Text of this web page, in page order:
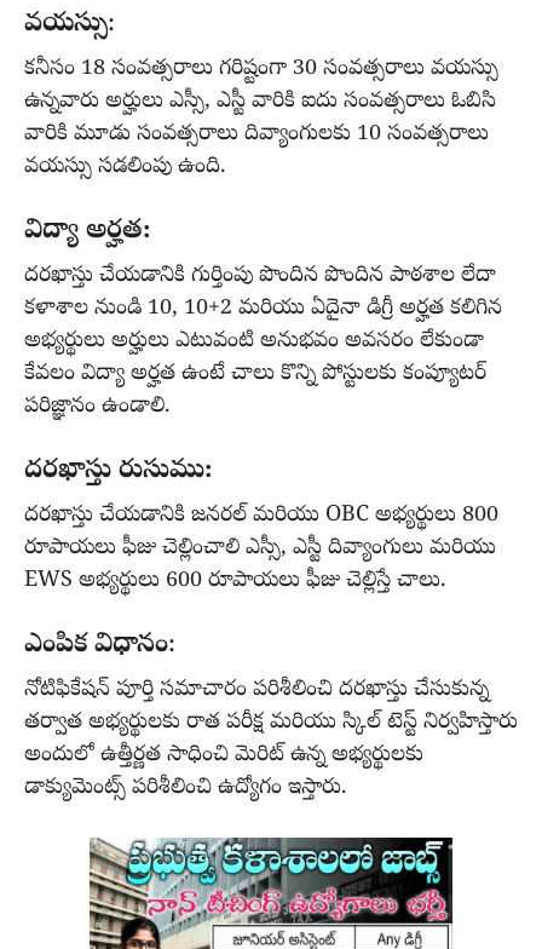
వయస్సు:
కనీసం 18 సంవత్సరాలు గరిష్టంగా 30 సంవత్సరాలు వయస్సు
ఉన్నవారు అర్హులు ఎస్సీ, ఎస్టీ వారికి ఐదు సంవత్సరాలు ఓబిసి
వారికి మూడు సంవత్సరాలు దివ్యాంగులకు 10 సంవత్సరాలు
వయస్సు సడలింపు ఉంది.
విద్యా అర్హత:
దరఖాస్తు చేయడానికి గుర్తింపు పొందిన పొందిన పాఠశాల లేదా
కళాశాల నుండి 10, 10+2 మరియు ఏదైనా డిగ్రీ అర్హత కలిగిన
అభ్యర్థులు అర్హులు ఎటువంటి అనుభవం అవసరం లేకుండా
కేవలం విద్యా అర్హత ఉంటే చాలు కొన్ని పోస్టులకు కంప్యూటర్
పరిజ్ఞానం ఉండాలి.
దరఖాస్తు రుసుము:
దరఖాస్తు చేయడానికి జనరల్ మరియు OBC అభ్యర్థులు 800
రూపాయలు ఫీజు చెల్లించాలి ఎస్సీ, ఎస్టీ దివ్యాంగులు మరియు
EWS అభ్యర్థులు 600 రూపాయలు ఫీజు చెల్లిస్తే చాలు.
ఎంపిక విధానం:
నోటిఫికేషన్ పూర్తి సమాచారం పరిశీలించి దరఖాస్తు చేసుకున్న
తర్వాత అభ్యర్థులకు రాత పరీక్ష మరియు స్కిల్ టెస్ట్ నిర్వహిస్తారు
అందులో ఉత్తీర్ణత సాధించి మెరిట్ ఉన్న అభ్యర్థులకు
డాక్యుమెంట్స్ పరిశీలించి ఉద్యోగం ఇస్తారు.